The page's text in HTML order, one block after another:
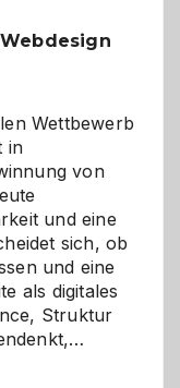
Wettbewerb
in
von
und eine
sich, ob
und eine
als digitales
Struktur